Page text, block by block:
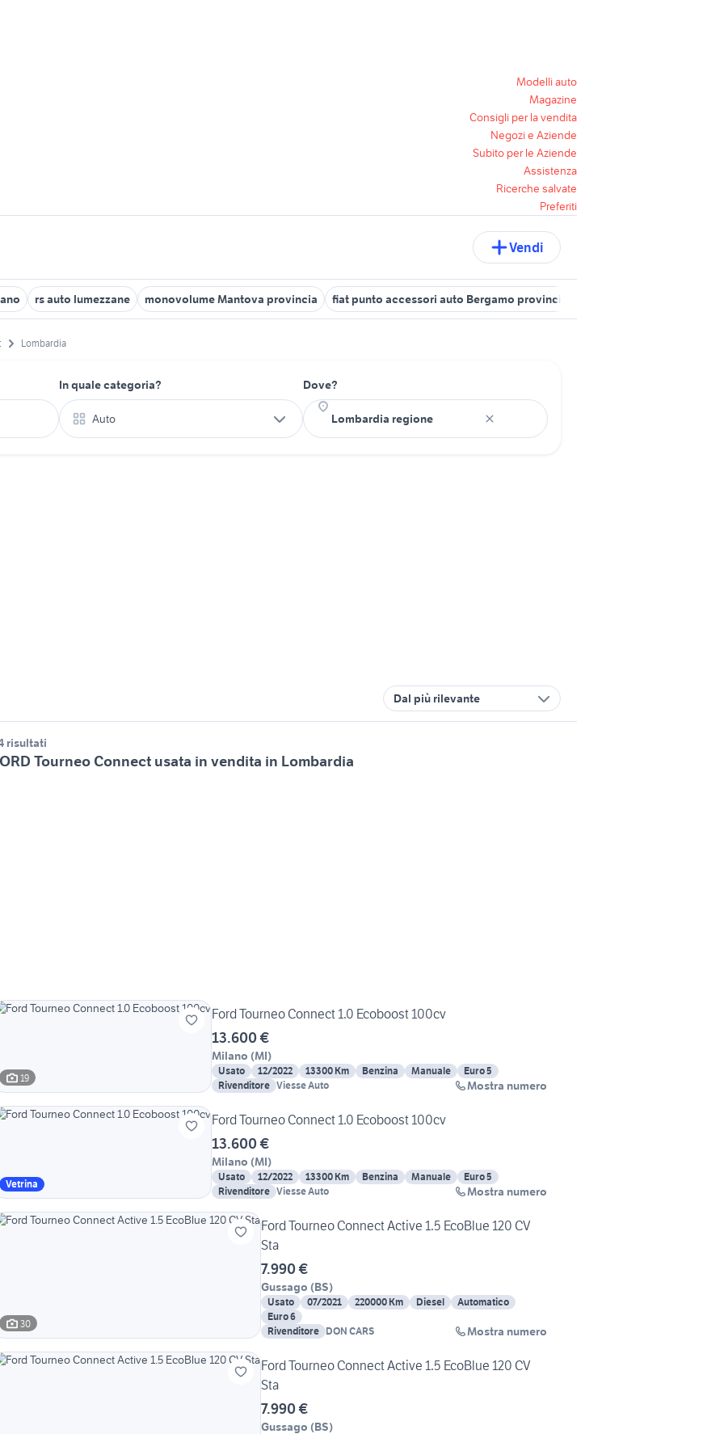
Modelli auto
Magazine
Consigli per la vendita
Negozi e Aziende
Subito per le Aziende
Assistenza
Ricerche salvate
Preferiti
Vendi
rs auto lumezzane monovolume Mantova provincia fiat punto accessori auto Bergamo provincia
Lombardia
In quale categoria?
Auto
Dove?
Dal più rilevante
risultati
Tourneo Connect usata in vendita in Lombardia
19
Ford Tourneo Connect 1.0 Ecoboost 100cv
13.600 €
Milano (MI)
Usato 12/2022 13300 Km Benzina Manuale
Euro 5
Rivenditore Viesse Auto Mostra numero
Vetrina
Ford Tourneo Connect 1.0 Ecoboost 100cv
13.600 €
Milano (MI)
Usato 12/2022 13300 Km Benzina Manuale
Euro 5
Rivenditore Viesse Auto Mostra numero
30
Ford Tourneo Connect Active 1.5 EcoBlue 120 CV
Sta
7.990 €
Gussago (BS)
Usato 07/2021 220000 Km Diesel
Automatico
Euro 6
Rivenditore DON CARS Mostra numero
Ford Tourneo Connect Active 1.5 EcoBlue 120 CV
Sta
7.990 €
Gussago (BS)